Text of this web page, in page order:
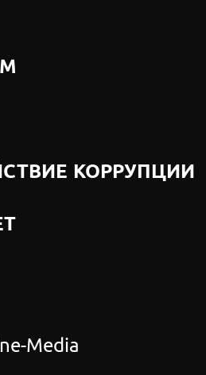
КОРРУПЦИИ
Media